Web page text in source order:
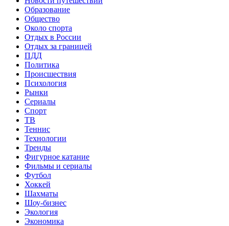
Образование
Общество
Около спорта
Отдых в России
Отдых за границей
ПДД
Политика
Происшествия
Психология
Рынки
Сериалы
Спорт
ТВ
Теннис
Технологии
Тренды
Фигурное катание
Фильмы и сериалы
Футбол
Хоккей
Шахматы
Шоу-бизнес
Экология
Экономика